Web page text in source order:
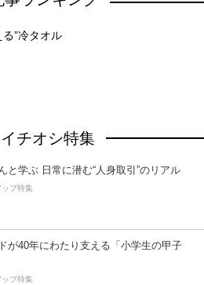
”冷タオル
チオシ特集
と学ぶ 日常に潜む“人身取引”のリアル
ップ特集
が40年にわたり支える「小学生の甲子
ップ特集